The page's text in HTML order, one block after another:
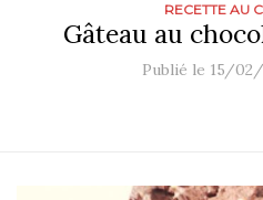
RECETTE AU
Gâteau au
Publié le 15/